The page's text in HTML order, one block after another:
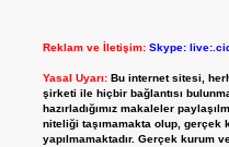
Reklam ve İletişim: Skype:
Yasal Uyarı: Bu internet sitesi,
şirketi ile hiçbir bağlantısı
hazırladığımız makaleler
niteliği taşımamakta olup, gerçek
yapılmamaktadır. Gerçek kurum